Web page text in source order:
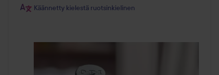
Käännetty kielestä ruotsinkielinen